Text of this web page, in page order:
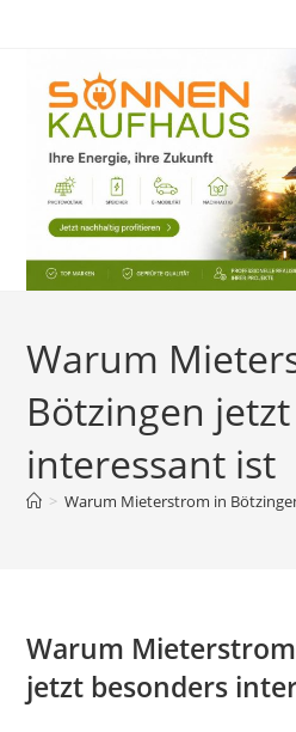
Warum
Bötzingen
interessant ist
> Warum Mieterstrom in
Warum
jetzt besonders